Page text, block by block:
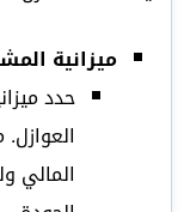
ميزانية
حدد
المالي